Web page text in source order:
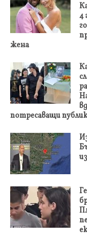
4
жена
потресаващи